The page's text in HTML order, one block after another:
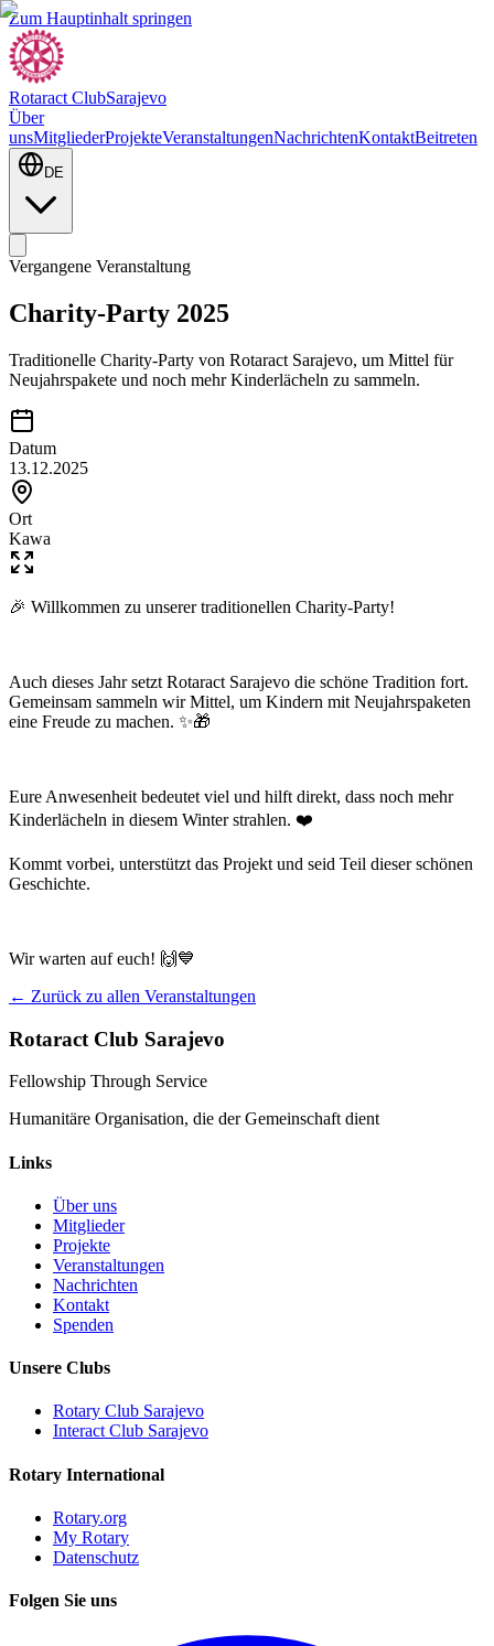
Zum Hauptinhalt springen
Rotaract ClubSarajevo
Über
unsMitgliederProjekteVeranstaltungenNachrichtenKontaktBeitreten
DE
Vergangene Veranstaltung
Charity-Party 2025
Traditionelle Charity-Party von Rotaract Sarajevo, um Mittel für
Neujahrspakete und noch mehr Kinderlächeln zu sammeln.
Datum
13.12.2025
Ort
Kawa
🎉 Willkommen zu unserer traditionellen Charity-Party!
Auch dieses Jahr setzt Rotaract Sarajevo die schöne Tradition fort.
Gemeinsam sammeln wir Mittel, um Kindern mit Neujahrspaketen
eine Freude zu machen. ✨🎁
Eure Anwesenheit bedeutet viel und hilft direkt, dass noch mehr
Kinderlächeln in diesem Winter strahlen. ❤️
Kommt vorbei, unterstützt das Projekt und seid Teil dieser schönen
Geschichte.
Wir warten auf euch! 🙌💙
← Zurück zu allen Veranstaltungen
Rotaract Club Sarajevo
Fellowship Through Service
Humanitäre Organisation, die der Gemeinschaft dient
Links
Über uns
Mitglieder
Projekte
Veranstaltungen
Nachrichten
Kontakt
Spenden
Unsere Clubs
Rotary Club Sarajevo
Interact Club Sarajevo
Rotary International
Rotary.org
My Rotary
Datenschutz
Folgen Sie uns